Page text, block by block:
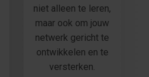
niet alleen te leren,
maar ook om jouw
netwerk gericht te
ontwikkelen en te
versterken.